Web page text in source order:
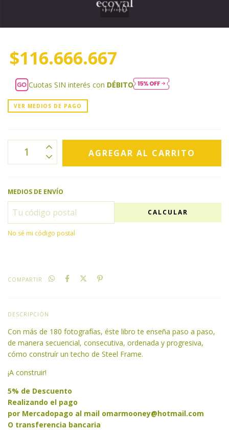
1/10
$116.666.667
Cuotas SIN interés con DÉBITO
VER MEDIOS DE PAGO
MEDIOS DE ENVÍO
CALCULAR
No sé mi código postal
COMPARTIR
DESCRIPCIÓN
Con más de 180 fotografías, éste libro te enseña paso a paso,
de manera secuencial, consecutiva, ordenada y progresiva,
cómo construír un techo de Steel Frame.
¡A construir!
5% de Descuento
Realizando el pago
por Mercadopago al mail omarmooney@hotmail.com
O transferencia bancaria